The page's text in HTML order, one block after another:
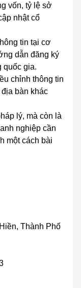
vốn, tỷ lệ sở
nhật cổ
tin tại cơ
dẫn đăng ký
quốc gia.
chỉnh thông tin
bàn khác
lý, mà còn là
nghiệp cần
một cách bài
Thành Phố